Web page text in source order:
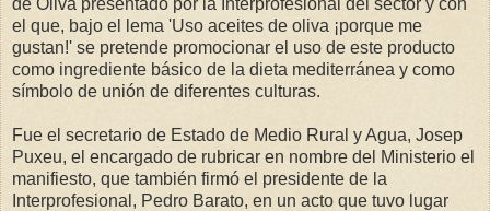
el que, bajo el lema 'Uso aceites de oliva ¡porque me
gustan!' se pretende promocionar el uso de este producto
como ingrediente básico de la dieta mediterránea y como
símbolo de unión de diferentes culturas.
Fue el secretario de Estado de Medio Rural y Agua, Josep
Puxeu, el encargado de rubricar en nombre del Ministerio el
manifiesto, que también firmó el presidente de la
Interprofesional, Pedro Barato, en un acto que tuvo lugar